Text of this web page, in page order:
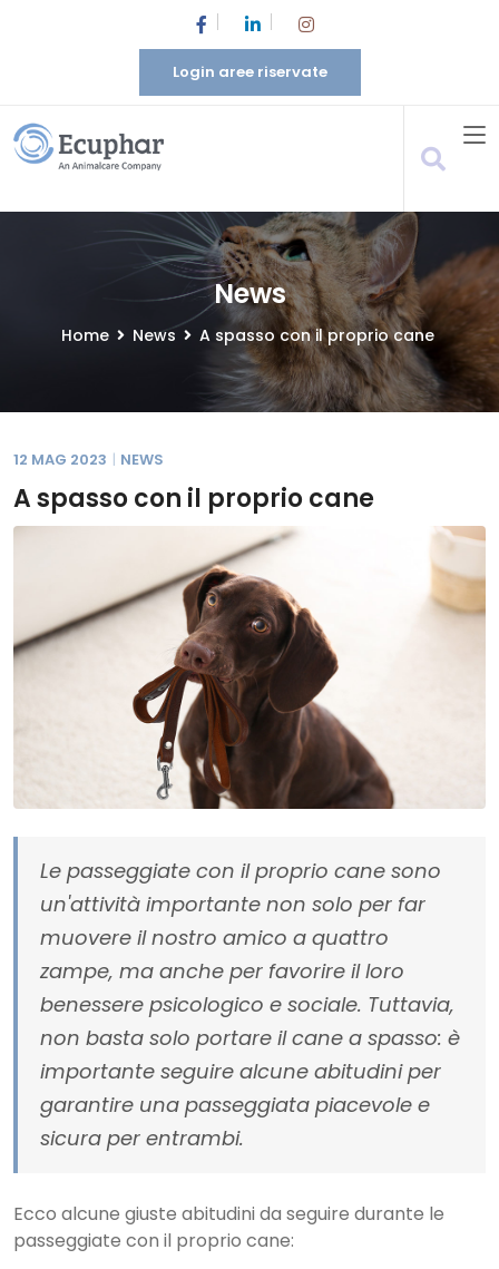
Login aree riservate
News
Home News A spasso con il proprio cane
12 MAG 2023 NEWS
A spassocon il proprio cane
Le passeggiate con il proprio cane sono
un'attività importante non solo per far
muovere il nostro amico a quattro
zampe, ma anche per favorire il loro
benessere psicologico e sociale. Tuttavia,
non basta solo portare il cane a spasso: è
importante seguire alcune abitudini per
garantire una passeggiata piacevole e
sicura per entrambi.
Ecco alcune giuste abitudini da seguire durante le
passeggiate con il proprio cane: